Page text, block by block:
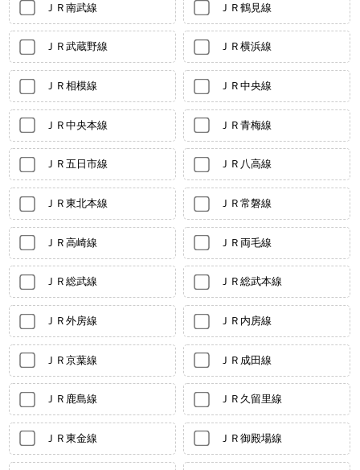
ＪＲ南武線 ＪＲ鶴見線
ＪＲ武蔵野線 ＪＲ横浜線
ＪＲ相模線 ＪＲ中央線
ＪＲ中央本線 ＪＲ青梅線
ＪＲ五日市線 ＪＲ八高線
ＪＲ東北本線 ＪＲ常磐線
ＪＲ高崎線 ＪＲ両毛線
ＪＲ総武線 ＪＲ総武本線
ＪＲ外房線 ＪＲ内房線
ＪＲ京葉線 ＪＲ成田線
ＪＲ鹿島線 ＪＲ久留里線
ＪＲ東金線 ＪＲ御殿場線